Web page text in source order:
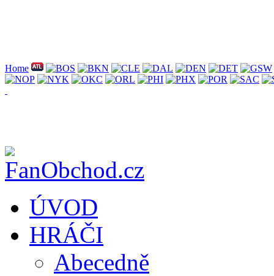
Home
ÚVOD
HRÁČI
Abecedně